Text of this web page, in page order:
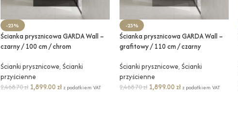
-23%
Ścianka prysznicowa GARDA Wall –
czarny / 100 cm / chrom
Ścianki prysznicowe, Ścianki
przyścienne
2,468.70zł 1,899.00 zł z podatkiem VAT
-23%
Ścianka prysznicowa GARDA Wall –
grafitowy / 110 cm / czarny
Ścianki prysznicowe, Ścianki
przyścienne
2,468.70zł 1,899.00 złz podatkiem VAT